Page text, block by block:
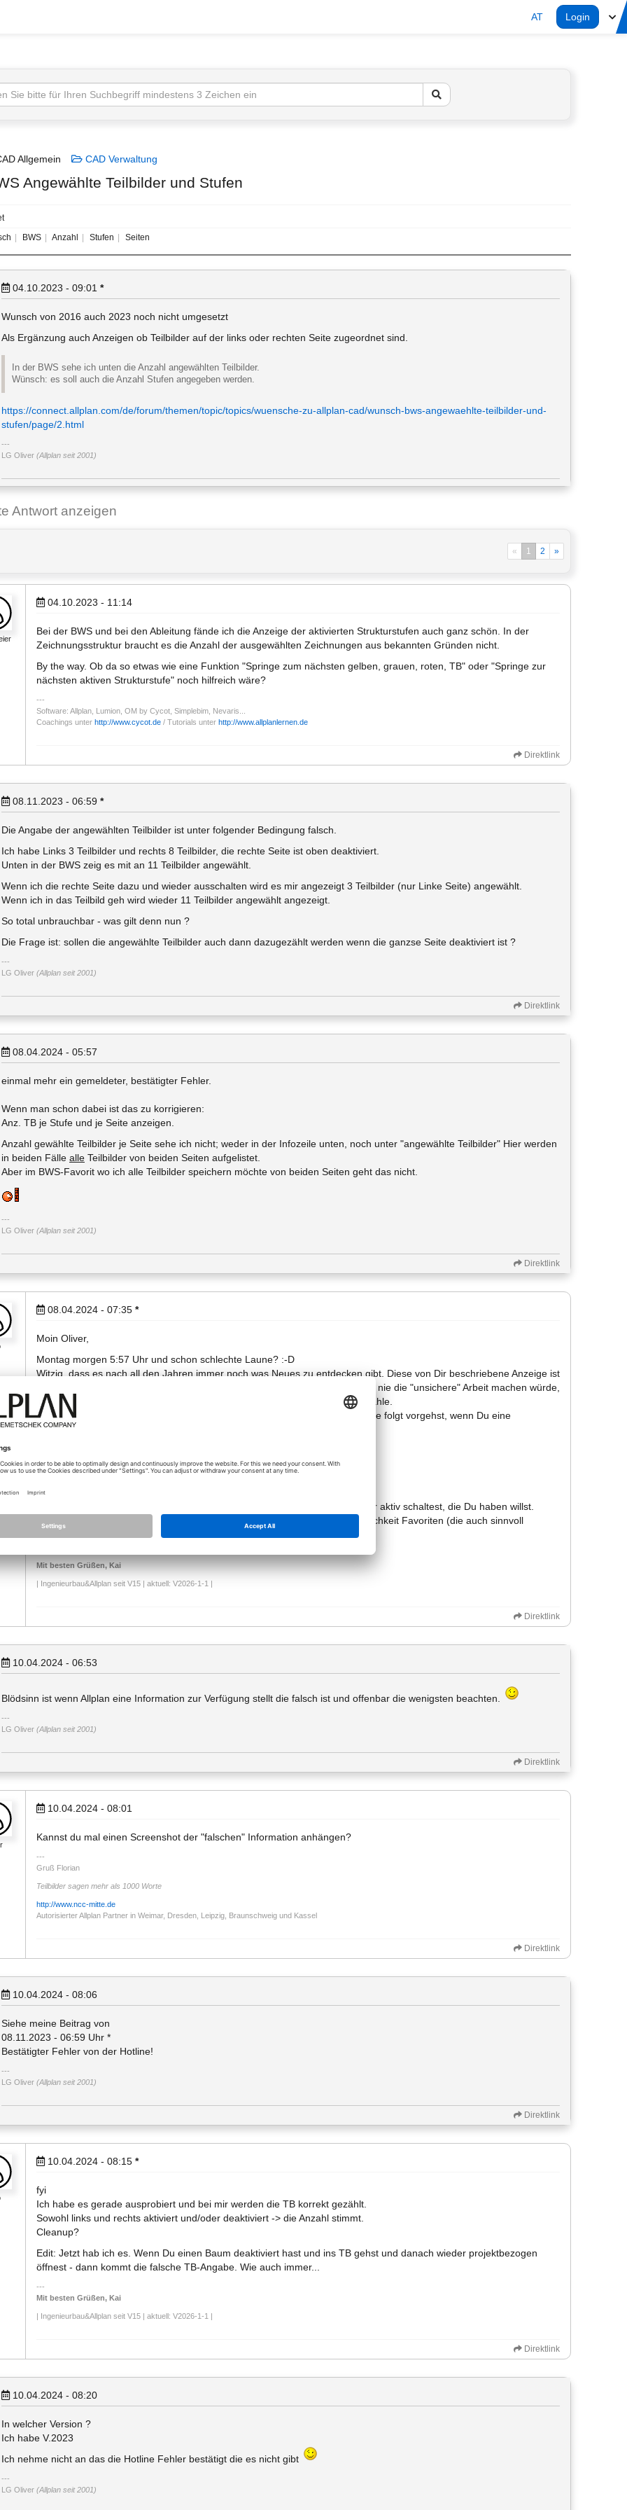
AT Login
Allgemein CAD Verwaltung
Angewählte Teilbilder und Stufen
BWS Anzahl Stufen Seiten
04.10.2023 - 09:01 *
Wunsch von 2016 auch 2023 noch nicht umgesetzt
Als Ergänzung auch Anzeigen ob Teilbilder auf der links oder rechten Seite zugeordnet sind.
In der BWS sehe ich unten die Anzahl angewählten Teilbilder.
Wünsch: es soll auch die Anzahl Stufen angegeben werden.
https://connect.allplan.com/de/forum/themen/topic/topics/wuensche-zu-allplan-cad/wunsch-bws-angewaehlte-teilbilder-und-
stufen/page/2.html
LG Oliver (Allplan seit 2001)
Antwort anzeigen
« 1 2 »
04.10.2023 - 11:14
Bei der BWS und bei den Ableitung fände ich die Anzeige der aktivierten Strukturstufen auch ganz schön. In der
Zeichnungsstruktur braucht es die Anzahl der ausgewählten Zeichnungen aus bekannten Gründen nicht.
By the way. Ob da so etwas wie eine Funktion "Springe zum nächsten gelben, grauen, roten, TB" oder "Springe zur
nächsten aktiven Strukturstufe" noch hilfreich wäre?
Software: Allplan, Lumion, OM by Cycot, Simplebim, Nevaris...
Coachings unter http://www.cycot.de / Tutorials unter http://www.allplanlernen.de
Direktlink
08.11.2023 - 06:59 *
Die Angabe der angewählten Teilbilder ist unter folgender Bedingung falsch.
Ich habe Links 3 Teilbilder und rechts 8 Teilbilder, die rechte Seite ist oben deaktiviert.
Unten in der BWS zeig es mit an 11 Teilbilder angewählt.
Wenn ich die rechte Seite dazu und wieder ausschalten wird es mir angezeigt 3 Teilbilder (nur Linke Seite) angewählt.
Wenn ich in das Teilbild geh wird wieder 11 Teilbilder angewählt angezeigt.
So total unbrauchbar - was gilt denn nun ?
Die Frage ist: sollen die angewählte Teilbilder auch dann dazugezählt werden wenn die ganzse Seite deaktiviert ist ?
LG Oliver (Allplan seit 2001)
Direktlink
08.04.2024 - 05:57
einmal mehr ein gemeldeter, bestätigter Fehler.
Wenn man schon dabei ist das zu korrigieren:
Anz. TB je Stufe und je Seite anzeigen.
Anzahl gewählte Teilbilder je Seite sehe ich nicht; weder in der Infozeile unten, noch unter "angewählte Teilbilder" Hier werden
in beiden Fälle alle Teilbilder von beiden Seiten aufgelistet.
Aber im BWS-Favorit wo ich alle Teilbilder speichern möchte von beiden Seiten geht das nicht.
LG Oliver (Allplan seit 2001)
Direktlink
08.04.2024 - 07:35 *
Moin Oliver,
Montag morgen 5:57 Uhr und schon schlechte Laune? :-D
Witzig, dass es nach all den Jahren immer noch was Neues zu entdecken gibt. Diese von Dir beschriebene Anzeige ist
mit tatsächlich noch nie aufgefallen. Und auch noch nie vermisst, weil ich mir nie die "unsichere" Arbeit machen würde,
Teilbilder abzuwählen, wenn ich z.B. ein neues Geschoss/ Bauteil/ Plan anwähle.
Ich mag es eindeutig und fehlerfrei/ effizient. Deswegen der Tipp, dass Du wie folgt vorgehst, wenn Du eine
"Teilbildsammlung" anwählst:
- zuwählen der weiteren TB, die Du benötigst
So stellst Du immer und zu jeder Zeit sicher, dass Du nur genau die Teilbilder aktiv schaltest, die Du haben willst.
Verzichte auf Zählen und Abgleichen der Anzahl - das ist Blödsinn! Die Möglichkeit Favoriten (die auch sinnvoll
funktionieren !) wählen zu können, sollte jedoch angeboten werden.
Mit besten Grüßen, Kai
| Ingenieurbau&Allplan seit V15 | aktuell: V2026-1-1 |
Direktlink
10.04.2024 - 06:53
Blödsinn ist wenn Allplan eine Information zur Verfügung stellt die falsch ist und offenbar die wenigsten beachten.
LG Oliver (Allplan seit 2001)
Direktlink
10.04.2024 - 08:01
Kannst du mal einen Screenshot der "falschen" Information anhängen?
Gruß Florian
Teilbilder sagen mehr als 1000 Worte
http://www.ncc-mitte.de
Autorisierter Allplan Partner in Weimar, Dresden, Leipzig, Braunschweig und Kassel
Direktlink
10.04.2024 - 08:06
Siehe meine Beitrag von
08.11.2023 - 06:59 Uhr *
Bestätigter Fehler von der Hotline!
LG Oliver (Allplan seit 2001)
Direktlink
10.04.2024 - 08:15 *
fyi
Ich habe es gerade ausprobiert und bei mir werden die TB korrekt gezählt.
Sowohl links und rechts aktiviert und/oder deaktiviert -> die Anzahl stimmt.
Cleanup?
Edit: Jetzt hab ich es. Wenn Du einen Baum deaktiviert hast und ins TB gehst und danach wieder projektbezogen
öffnest - dann kommt die falsche TB-Angabe. Wie auch immer...
Mit besten Grüßen, Kai
| Ingenieurbau&Allplan seit V15 | aktuell: V2026-1-1 |
Direktlink
10.04.2024 - 08:20
In welcher Version ?
Ich habe V.2023
Ich nehme nicht an das die Hotline Fehler bestätigt die es nicht gibt
LG Oliver (Allplan seit 2001)